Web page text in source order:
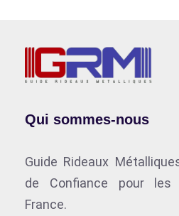
Qui sommes-nous
Guide Rideaux
de Confiance pour les
France.